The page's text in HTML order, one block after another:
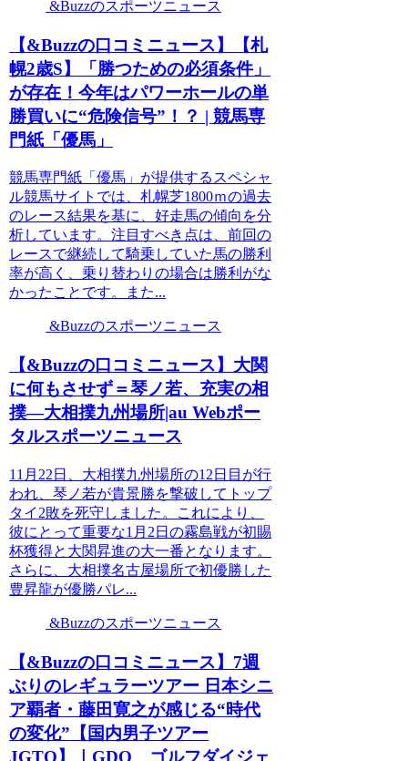
&Buzzのスポーツニュース
【&Buzzの口コミニュース】【札
幌2歳S】「勝つための必須条件」
が存在！今年はパワーホールの単
勝買いに“危険信号”！？ | 競馬専
門紙「優馬」
競馬専門紙「優馬」が提供するスペシャ
ル競馬サイトでは、札幌芝1800ｍの過去
のレース結果を基に、好走馬の傾向を分
析しています。注目すべき点は、前回の
レースで継続して騎乗していた馬の勝利
率が高く、乗り替わりの場合は勝利がな
かったことです。また...
&Buzzのスポーツニュース
【&Buzzの口コミニュース】大関
に何もさせず＝琴ノ若、充実の相
撲―大相撲九州場所|au Webポー
タルスポーツニュース
11月22日、大相撲九州場所の12日目が行
われ、琴ノ若が貴景勝を撃破してトップ
タイ2敗を死守しました。これにより、
彼にとって重要な1月2日の霧島戦が初賜
杯獲得と大関昇進の大一番となります。
さらに、大相撲名古屋場所で初優勝した
豊昇龍が優勝パレ...
&Buzzのスポーツニュース
【&Buzzの口コミニュース】7週
ぶりのレギュラーツアー 日本シニ
ア覇者・藤田寛之が感じる“時代
の変化”【国内男子ツアー
JGTO】｜GDO ゴルフダイジェ